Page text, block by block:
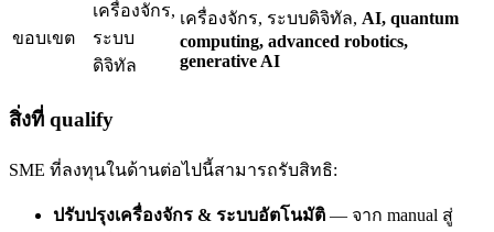
ขอบเขต
เครื่องจักร,
ระบบ
ดิจิทัล
เครื่องจักร, ระบบดิจิทัล, AI, quantum
computing, advanced robotics,
generative AI
สิ่งที่ qualify
SME ที่ลงทุนในด้านต่อไปนี้สามารถรับสิทธิ:
ปรับปรุงเครื่องจักร & ระบบอัตโนมัติ — จาก manual สู่